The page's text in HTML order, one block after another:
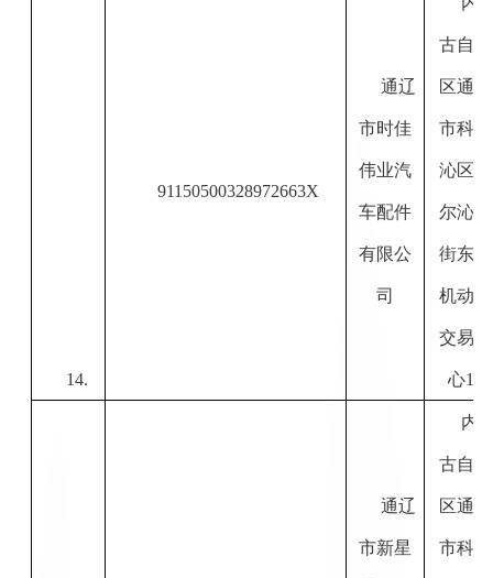
14.
91150500328972663X
通辽
市时佳
伟业汽
车配件
有限公
司
古自治
区通辽
市科尔
沁区科
尔沁大
街东段
机动车
交易中
心1#
通辽
市新星
内
古自治
区通辽
市科尔